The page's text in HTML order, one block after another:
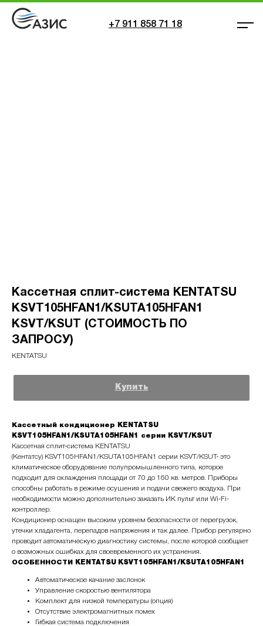
+7 911 858 71 18
Кассетная сплит-система KENTATSU
KSVT105HFAN1/KSUTA105HFAN1
KSVT/KSUT (СТОИМОСТЬ ПО
ЗАПРОСУ)
KENTATSU
Купить
Кассетный кондиционер KENTATSU
KSVT105HFAN1/KSUTA105HFAN1 серии KSVT/KSUT
Кассетная сплит-система KENTATSU
(Кентатсу) KSVT105HFAN1/KSUTA105HFAN1 серии KSVT/KSUT- это
климатическое оборудование полупромышленного типа, которое
подходит для охлаждения площади от 70 до 160 кв. метров. Приборы
способны работать в режиме осушения и подачи свежего воздуха. При
необходимости можно дополнительно заказать ИК пульт или Wi-Fi-
контроллер.
Кондиционер оснащен высоким уровнем безопасности от перегрузок,
утечки хладагента, перепадов напряжения и так далее. Прибор регулярно
проводит автоматическую диагностику системы, после которой сообщает
о возможных ошибках для своевременного их устранения.
ОСОБЕННОСТИ KENTATSU KSVT105HFAN1/KSUTA105HFAN1
Автоматическое качание заслонок
Управление скоростью вентилятора
Комплект для низкой температуры (опция)
Отсутствие электромагнитных помех
Гибкая система подключения